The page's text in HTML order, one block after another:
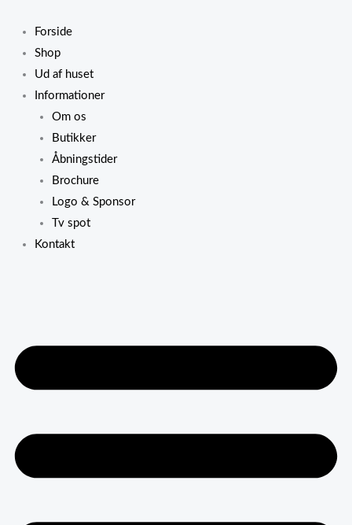
indholdet
Forside
Shop
Ud af huset
Informationer
Om os
Butikker
Åbningstider
Brochure
Logo & Sponsor
Tv spot
Kontakt